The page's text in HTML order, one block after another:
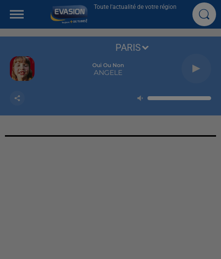
Toute l'actualité de votre région
Oui Ou Non
ANGELE
PARIS